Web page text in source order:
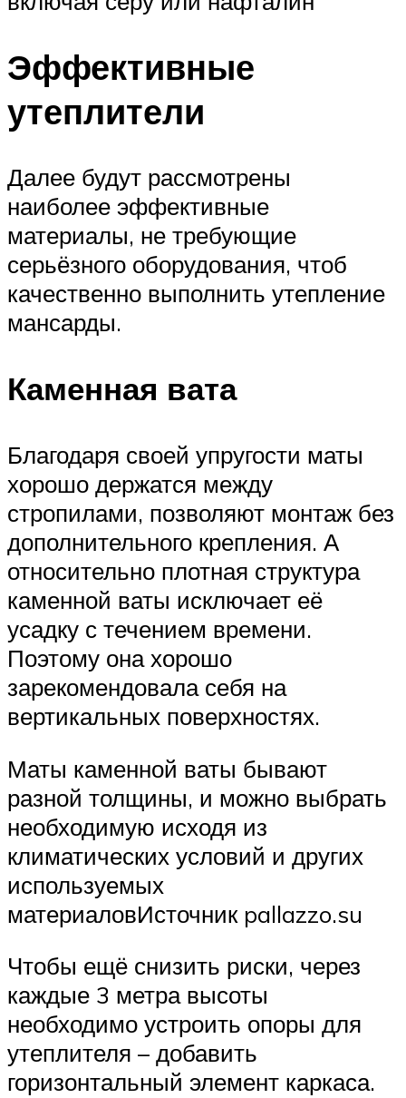
Эффективные
утеплители
Далее будут рассмотрены
наиболее эффективные
материалы, не требующие
серьёзного оборудования, чтоб
качественно выполнить утепление
мансарды.
Каменная вата
Благодаря своей упругости маты
хорошо держатся между
стропилами, позволяют монтаж без
дополнительного крепления. А
относительно плотная структура
каменной ваты исключает её
усадку с течением времени.
Поэтому она хорошо
зарекомендовала себя на
вертикальных поверхностях.
Маты каменной ваты бывают
разной толщины, и можно выбрать
необходимую исходя из
климатических условий и других
используемых
материаловИсточник pallazzo.su
Чтобы ещё снизить риски, через
каждые 3 метра высоты
необходимо устроить опоры для
утеплителя – добавить
горизонтальный элемент каркаса.